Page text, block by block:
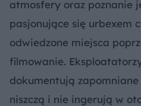
atmosfery oraz poznanie
pasjonujące się urbexem
odwiedzone miejsca
filmowanie.
dokumentują
niszczą i nie ingerują w